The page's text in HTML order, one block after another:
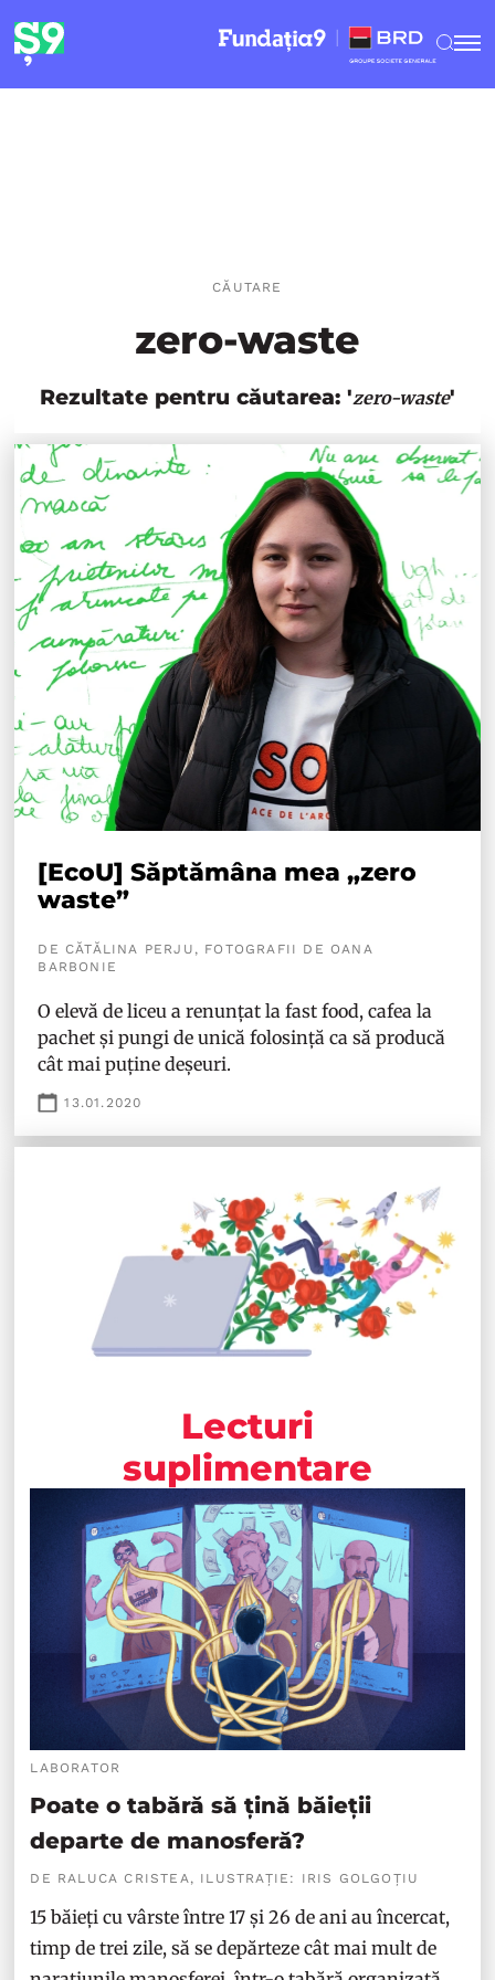
CĂUTARE
zero-waste
Rezultate pentru căutarea: 'zero-waste'
[EcoU] Săptămâna mea „zero
waste”
DE CĂTĂLINA PERJU, FOTOGRAFII DE OANA
BARBONIE
O elevă de liceu a renunțat la fast food, cafea la
pachet și pungi de unică folosință ca să producă
cât mai puține deșeuri.
13.01.2020
Lecturi
suplimentare
LABORATOR
Poate o tabără să țină băieții
departe de manosferă?
DE RALUCA CRISTEA, ILUSTRAȚIE: IRIS GOLGOȚIU
15 băieți cu vârste între 17 și 26 de ani au încercat,
timp de trei zile, să se depărteze cât mai mult de